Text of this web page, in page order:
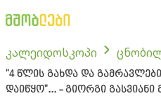
კალეიდოსკოპი
"4 წლის გახდა და
დაიწყო"... - გიორგი